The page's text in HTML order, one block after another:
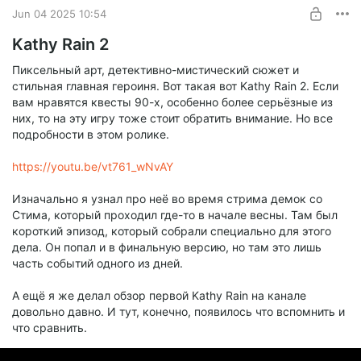
Jun 04 2025 10:54
Kathy Rain 2
Пиксельный арт, детективно-мистический сюжет и
стильная главная героиня. Вот такая вот Kathy Rain 2. Если
вам нравятся квесты 90-х, особенно более серьёзные из
них, то на эту игру тоже стоит обратить внимание. Но все
подробности в этом ролике.
https://youtu.be/vt761_wNvAY
Изначально я узнал про неё во время стрима демок со
Стима, который проходил где-то в начале весны. Там был
короткий эпизод, который собрали специально для этого
дела. Он попал и в финальную версию, но там это лишь
часть событий одного из дней.
А ещё я же делал обзор первой Kathy Rain на канале
довольно давно. И тут, конечно, появилось что вспомнить и
что сравнить.